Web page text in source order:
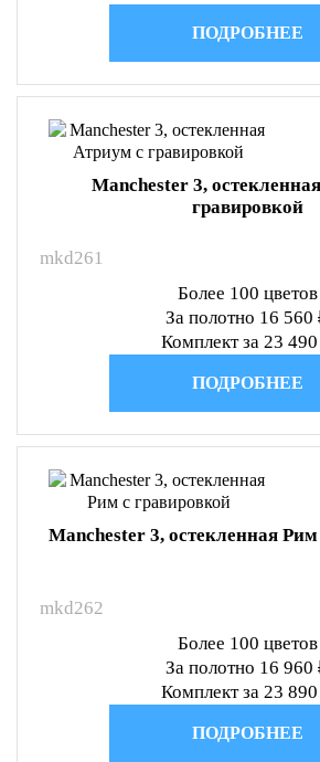
ПОДРОБНЕЕ
Manchester 3,
гравировкой
mkd261
Более 100 цветов
За полотно 16 560
Комплект за 23
ПОДРОБНЕЕ
Manchester 3, остекленная
mkd262
Более 100 цветов
За полотно 16 960
Комплект за 23
ПОДРОБНЕЕ